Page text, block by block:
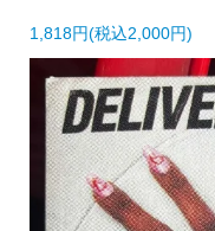
1,818円(税込2,000円)